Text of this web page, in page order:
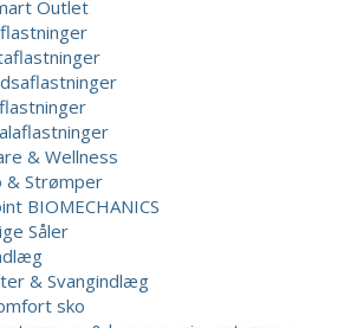
Outlet
& Wellness
& Strømper
BIOMECHANICS
Såler
& Svangindlæg
sko